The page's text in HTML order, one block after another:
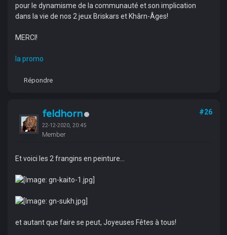
pour le dynamisme de la communauté et son implication
dans la vie de nos 2 jeux Briskars et Khârn-Âges!
MERCI!
la promo
Répondre
feldhorn
22-12-2020, 20:45
Member
#26
Et voici les 2 frangins en peinture...
et autant que faire se peut, Joyeuses Fêtes à tous!